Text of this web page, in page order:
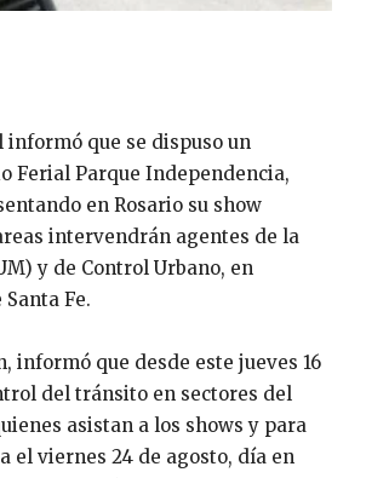
informó que se dispuso un
Ferial Parque Independencia,
en Rosario su show
intervendrán agentes de la
y de Control Urbano, en
Fe.
informó que desde este jueves 16
del tránsito en sectores del
asistan a los shows y para
el viernes 24 de agosto, día en